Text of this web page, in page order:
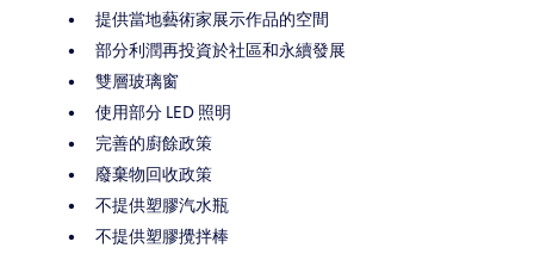
提供當地藝術家展示作品的空間
部分利潤再投資於社區和永續發展
雙層玻璃窗
使用部分 LED 照明
完善的廚餘政策
廢棄物回收政策
不提供塑膠汽水瓶
不提供塑膠攪拌棒